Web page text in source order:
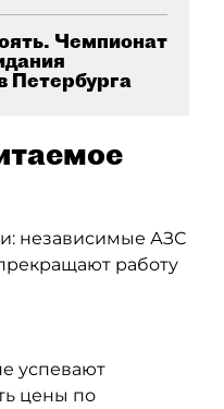
Чемпионат
Петербурга
независимые АЗС
работу
успевают
цены по